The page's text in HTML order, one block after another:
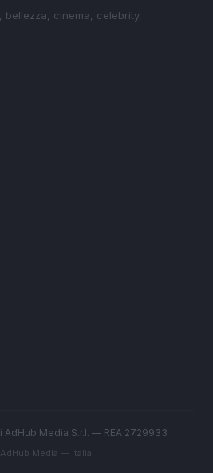
bellezza, cinema, celebrity,
Media S.r.l. — REA 2729933
Media — Italia